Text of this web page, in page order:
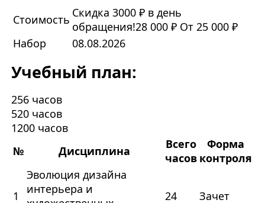
Стоимость Скидка 3000 ₽ в день
обращения!28 000 ₽ От 25 000 ₽
Набор
08.08.2026
Учебный план:
256 часов
520 часов
1200 часов
№
Дисциплина
Всего
часов
Форма
контроля
1
Эволюция дизайна
интерьера и
24 Зачет